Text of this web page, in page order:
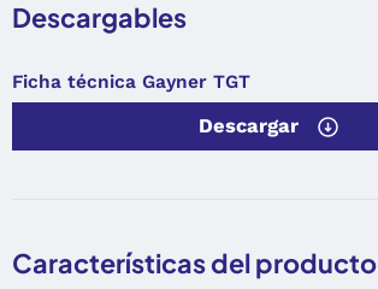
Descargables
Ficha técnica Gayner TGT
Descargar
Características del producto